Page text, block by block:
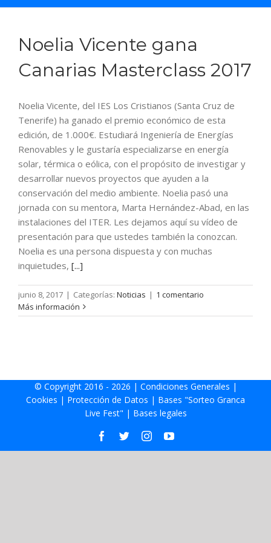
Saltar
contenidoNoelia Vicente gana
Canarias Masterclass 2017
Noelia Vicente, del IES Los Cristianos (Santa Cruz de
Tenerife) ha ganado el premio económico de esta
edición, de 1.000€. Estudiará Ingeniería de Energías
Renovables y le gustaría especializarse en energía
solar, térmica o eólica, con el propósito de investigar y
desarrollar nuevos proyectos que ayuden a la
conservación del medio ambiente. Noelia pasó una
jornada con su mentora, Marta Hernández-Abad, en las
instalaciones del ITER. Les dejamos aquí su vídeo de
presentación para que ustedes también la conozcan.
Noelia es una persona dispuesta y con muchas
inquietudes, [...]
junio 8, 2017 | Categorías: Noticias | 1 comentario
Más información
© Copyright 2016 - 2026 | Condiciones Generales |
Cookies | Protección de Datos | Bases "Sorteo Granca
Live Fest" | Bases legales
Facebook
TwitterInstagramYouTube